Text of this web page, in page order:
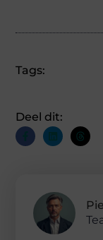
Tags:
Deel dit: